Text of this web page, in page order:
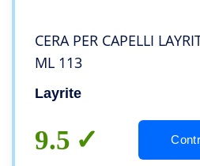
CERA PER CAPELLI
ML 113
Layrite
9.5